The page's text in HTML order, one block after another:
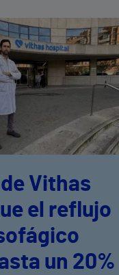
Vithas
el reflujo
un 20%